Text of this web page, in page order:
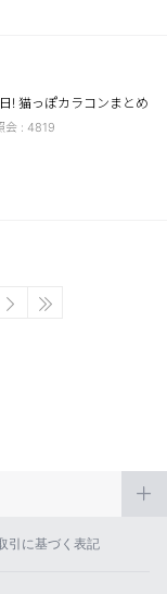
! 猫っぽカラコンまとめ
4819
引に基づく表記